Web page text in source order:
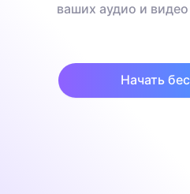
ваших аудио и
Начать